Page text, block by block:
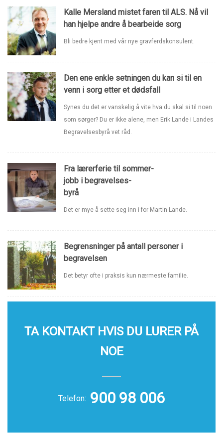
Kalle Mersland mistet faren til ALS. Nå vil
han hjelpe andre å bearbeide sorg
Bli bedre kjent med vår nye gravferdskonsulent.
Den ene enkle setningen du kan si til en
venn i sorg etter et dødsfall
Synes du det er vanskelig å vite hva du skal si til noen
som sørger? Du er ikke alene, men Erik Lande i Landes
Begravelsesbyrå vet råd.
Fra lærerferie til sommer-
jobb i begravelses-
byrå
Det er mye å sette seg inn i for Martin Lande.
Begrensninger på antall personer i
begravelsen
Det betyr ofte i praksis kun nærmeste familie.
TA KONTAKT HVIS DU LURER PÅ
NOE
Telefon: 900 98 006